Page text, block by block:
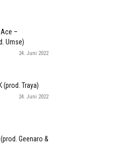
–
Umse)
24. Juni 2022
(prod. Traya)
24. Juni 2022
Geenaro &